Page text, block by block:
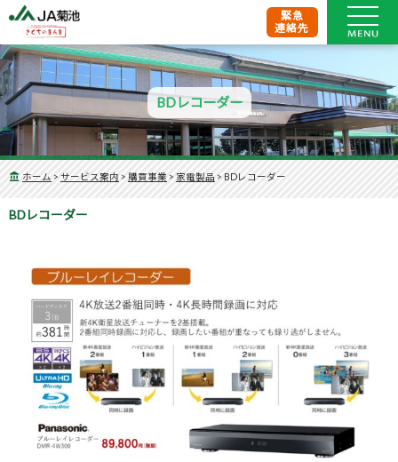
緊急
連絡先
BDレコーダー
ホーム > サービス案内 > 購買事業 > 家電製品 > BDレコーダー
BDレコーダー